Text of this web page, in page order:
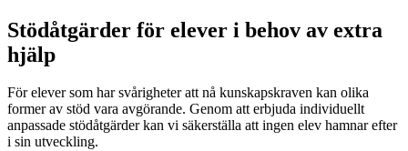
Stödåtgärder för elever i behov av extra
hjälp
För elever som har svårigheter att nå kunskapskraven kan olika
former av stöd vara avgörande. Genom att erbjuda individuellt
anpassade stödåtgärder kan vi säkerställa att ingen elev hamnar efter
i sin utveckling.